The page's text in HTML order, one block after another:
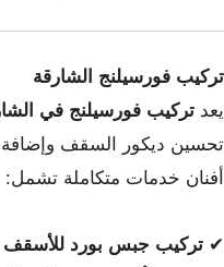
تركيب فورسيلنج الشارقة
يعد تركيب فورسيلنج في
تحسين ديكور السقف
أفنان خدمات متكاملة تشمل:
✔ تركيب جبس بورد للأسقف